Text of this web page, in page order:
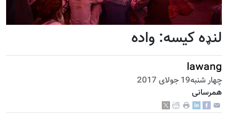
لنډه کیسه: واده
lawang
چهار شنبه19 جولای 2017
همرسانی